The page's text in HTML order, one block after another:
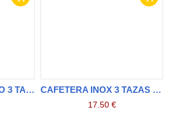
CAFETERA ALUMINIO 3 TAZAS CAFETERA INOX 3 TAZAS INDUCCION
17.50 €